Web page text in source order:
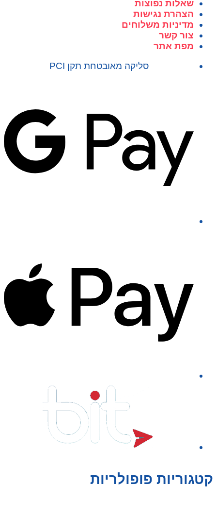
שאלות נפוצות
הצהרת נגישות
מדיניות משלוחים
צור קשר
מפת אתר
סליקה מאובטחת תקן PCI
קטגוריות פופולריות